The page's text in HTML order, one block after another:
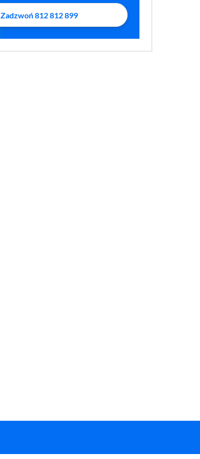
Zadzwoń 812 812 899